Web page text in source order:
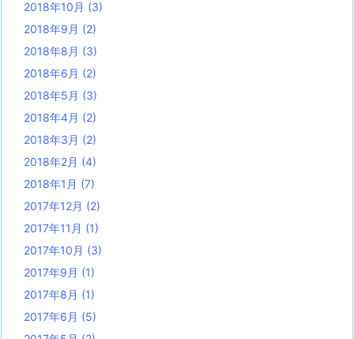
2018年10月 (3)
2018年9月 (2)
2018年8月 (3)
2018年6月 (2)
2018年5月 (3)
2018年4月 (2)
2018年3月 (2)
2018年2月 (4)
2018年1月 (7)
2017年12月 (2)
2017年11月 (1)
2017年10月 (3)
2017年9月 (1)
2017年8月 (1)
2017年6月 (5)